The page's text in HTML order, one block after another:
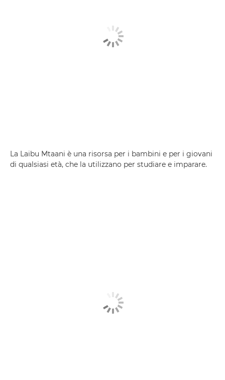
La Laibu Mtaani è una risorsa per i bambini e per i giovani
di qualsiasi età, che la utilizzano per studiare e imparare.